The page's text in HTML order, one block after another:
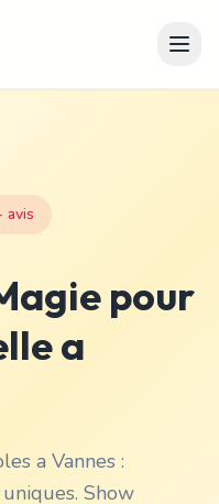
avis
pour
a
a Vannes :
Show